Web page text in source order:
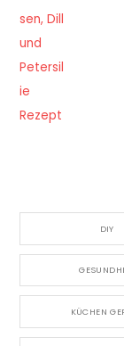
DIY
KÜCHEN